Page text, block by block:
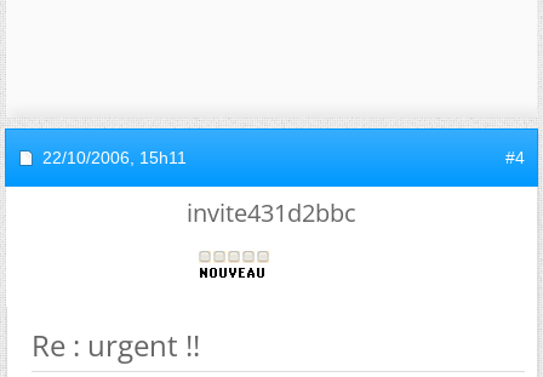
22/10/2006, 15h11 #4
invite431d2bbc
Re : urgent !!